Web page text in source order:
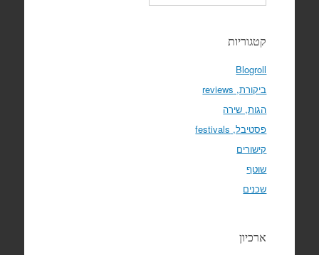
קטגוריות
Blogroll
ביקורת, reviews
הגות, שירה
פסטיבל, festivals
קישורים
שוטף
שכנים
ארכיון